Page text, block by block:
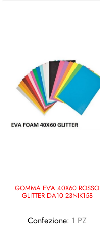
GOMMA EVA 40X60 ROSSO
GLITTER DA10 23NIK158
Confezione: 1 PZ